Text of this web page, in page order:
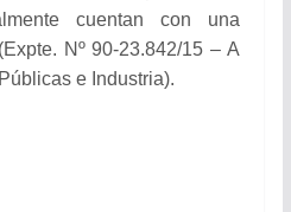
cuentan con una
Nº 90-23.842/15 – A
e Industria).